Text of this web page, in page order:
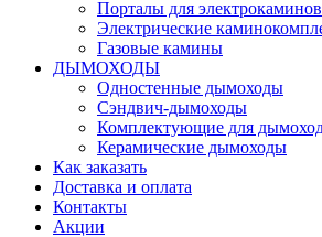
Порталы для электрокаминов
Электрические
Газовые камины
ДЫМОХОДЫ
Одностенные дымоходы
Сэндвич-дымоходы
Комплектующие для
Керамические дымоходы
Как заказать
Доставка и оплата
Контакты
Акции